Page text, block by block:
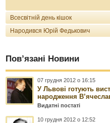
Всесвітній день кішок
Народився Юрій Федькович
Пов’язані Новини
07 грудня 2012 о 16:15
У Львові готують
народження
Видатні постаті
10 грудня 2012 о 12:52